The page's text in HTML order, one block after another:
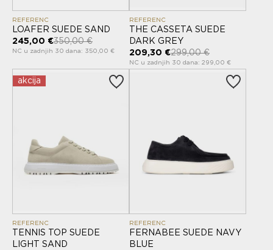
REFERENC
LOAFER SUEDE SAND
245,00 €350,00 €
NC u zadnjih 30 dana: 350,00 €
REFERENC
THE CASSETA SUEDE
DARK GREY
209,30 €299,00 €
NC u zadnjih 30 dana: 299,00 €
akcija
REFERENC
TENNIS TOP SUEDE
LIGHT SAND
REFERENC
FERNABEE SUEDE NAVY
BLUE